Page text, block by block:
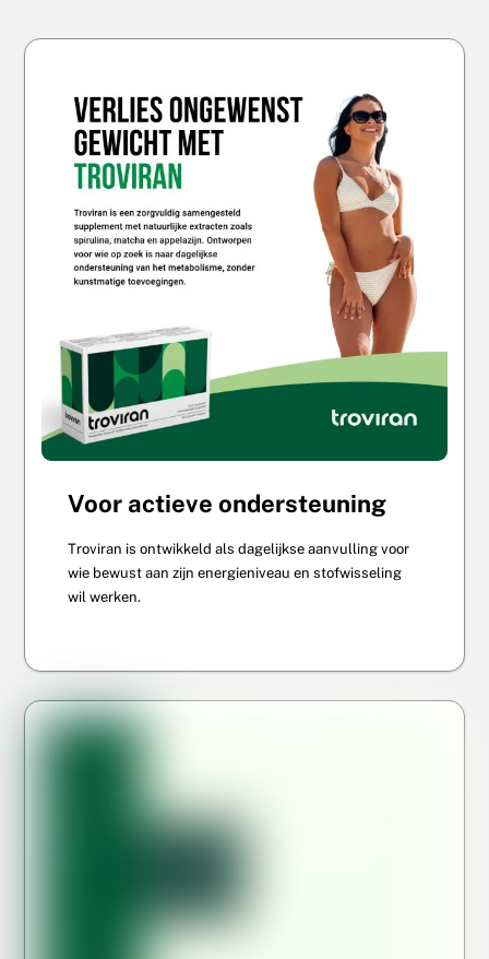
Voor actieve ondersteuning
Troviran is ontwikkeld als dagelijkse aanvulling voor
wie bewust aan zijn energieniveau en stofwisseling
wil werken.